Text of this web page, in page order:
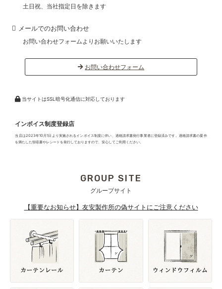
土日祝、当社指定日を除きます
メールでのお問い合わせ
お問い合わせフォームよりお願いいたします
お問い合わせフォーム
当サイトはSSL暗号化通信に対応しております
インボイス制度登録店
当店は2023年10月1日より実施されるインボイス制度に伴い、適格請求書発行事業者に登録済みです。適格請求書の要件
を満たした領収書やレシートを発行しておりますので、安心してご利用ください。
GROUP SITE
グループサイト
【重要なお知らせ】友安製作所の偽サイトにご注意ください